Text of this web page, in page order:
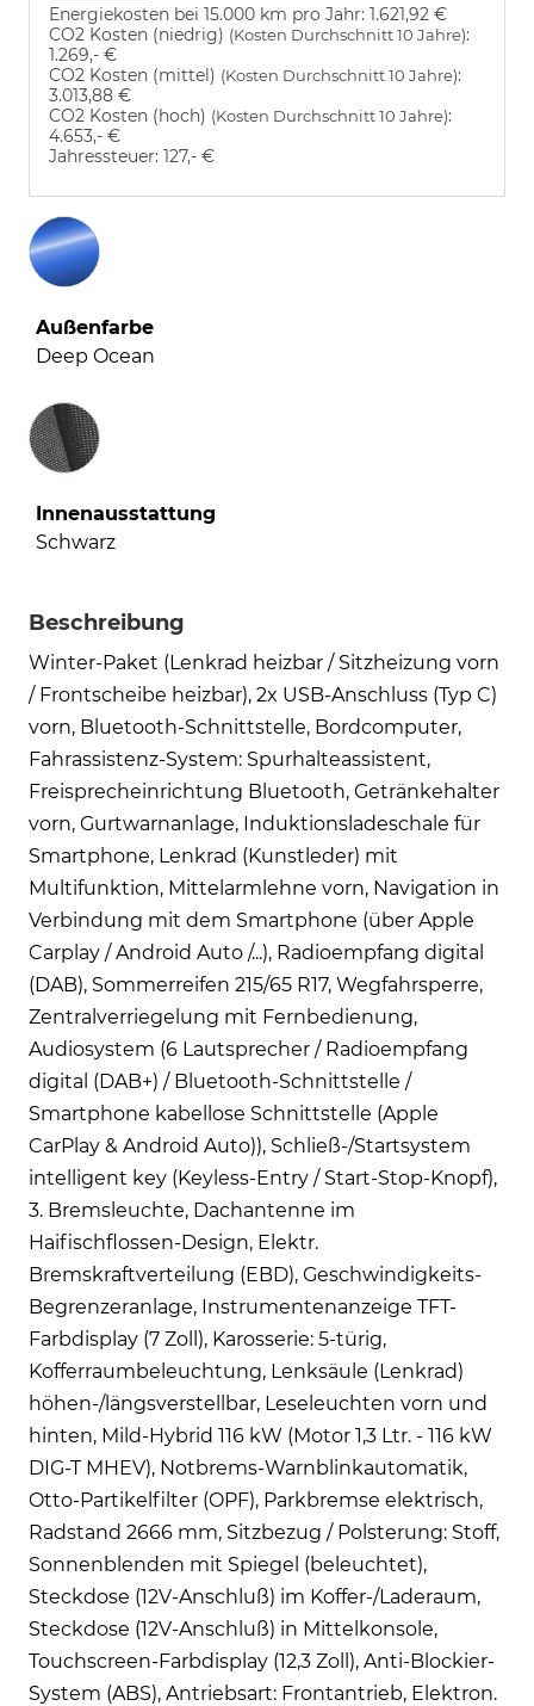
Energiekosten bei 15.000 km pro Jahr: 1.621,92 €
CO2 Kosten (niedrig) (Kosten Durchschnitt 10 Jahre):
1.269,- €
CO2 Kosten (mittel) (Kosten Durchschnitt 10 Jahre):
3.013,88 €
CO2 Kosten (hoch) (Kosten Durchschnitt 10 Jahre):
4.653,- €
Jahressteuer: 127,- €
Außenfarbe
Deep Ocean
Innenausstattung
Innenausstattung
Schwarz
Beschreibung
Winter-Paket (Lenkrad heizbar / Sitzheizung vorn
/ Frontscheibe heizbar), 2x USB-Anschluss (Typ C)
vorn, Bluetooth-Schnittstelle, Bordcomputer,
Fahrassistenz-System: Spurhalteassistent,
Freisprecheinrichtung Bluetooth, Getränkehalter
vorn, Gurtwarnanlage, Induktionsladeschale für
Smartphone, Lenkrad (Kunstleder) mit
Multifunktion, Mittelarmlehne vorn, Navigation in
Verbindung mit dem Smartphone (über Apple
Carplay / Android Auto /...), Radioempfang digital
(DAB), Sommerreifen 215/65 R17, Wegfahrsperre,
Zentralverriegelung mit Fernbedienung,
Audiosystem (6 Lautsprecher / Radioempfang
digital (DAB+) / Bluetooth-Schnittstelle /
Smartphone kabellose Schnittstelle (Apple
CarPlay & Android Auto)), Schließ-/Startsystem
intelligent key (Keyless-Entry / Start-Stop-Knopf),
3. Bremsleuchte, Dachantenne im
Haifischflossen-Design, Elektr.
Bremskraftverteilung (EBD), Geschwindigkeits-
Begrenzeranlage, Instrumentenanzeige TFT-
Farbdisplay (7 Zoll), Karosserie: 5-türig,
Kofferraumbeleuchtung, Lenksäule (Lenkrad)
höhen-/längsverstellbar, Leseleuchten vorn und
hinten, Mild-Hybrid 116 kW (Motor 1,3 Ltr. - 116 kW
DIG-T MHEV), Notbrems-Warnblinkautomatik,
Otto-Partikelfilter (OPF), Parkbremse elektrisch,
Radstand 2666 mm, Sitzbezug / Polsterung: Stoff,
Sonnenblenden mit Spiegel (beleuchtet),
Steckdose (12V-Anschluß) im Koffer-/Laderaum,
Steckdose (12V-Anschluß) in Mittelkonsole,
Touchscreen-Farbdisplay (12,3 Zoll), Anti-Blockier-
System (ABS), Antriebsart: Frontantrieb, Elektron.